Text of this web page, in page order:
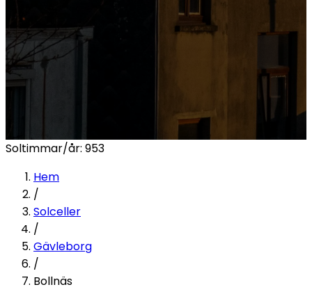
Soltimmar/år: 953
Hem
/
Solceller
/
Gävleborg
/
Bollnäs